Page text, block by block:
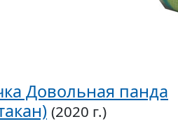
Довольная панда
(2020 г.)